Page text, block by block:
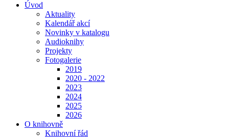
Úvod
Aktuality
Kalendář akcí
Novinky v katalogu
Audioknihy
Projekty
Fotogalerie
2019
2020 - 2022
2023
2024
2025
2026
O knihovně
Knihovní řád